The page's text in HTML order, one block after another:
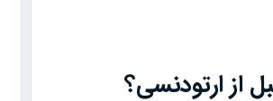
از ارتودنسی؟